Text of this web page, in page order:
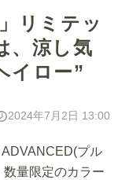
リミテッ
、涼し気
イロー”
2024年7月2日 13:00
プル
量限定のカラー